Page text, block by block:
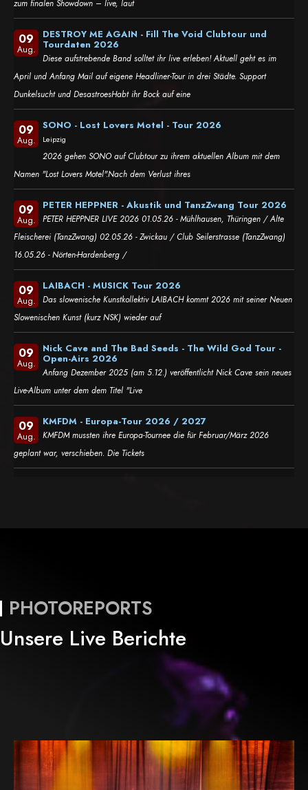
zum finalen Showdown – live, laut
09
Aug.
DESTROY ME AGAIN - Fill The Void Clubtour und
Tourdaten 2026
Diese aufstrebende Band solltet ihr live erleben! Aktuell geht es im
April und Anfang Mail auf eigene Headliner-Tour in drei Städte. Support
Dunkelsucht und DesastroesHabt ihr Bock auf eine
09
Aug.
SONO - Lost Lovers Motel - Tour 2026
Leipzig
2026 gehen SONO auf Clubtour zu ihrem aktuellen Album mit dem
Namen "Lost Lovers Motel".Nach dem Verlust ihres
09
Aug.
PETER HEPPNER - Akustik und TanzZwang Tour 2026
PETER HEPPNER LIVE 2026 01.05.26 - Mühlhausen, Thüringen / Alte
Fleischerei (TanzZwang) 02.05.26 - Zwickau / Club Seilerstrasse (TanzZwang)
16.05.26 - Nörten-Hardenberg /
09
Aug.
LAIBACH - MUSICK Tour 2026
Das slowenische Kunstkollektiv LAIBACH kommt 2026 mit seiner Neuen
Slowenischen Kunst (kurz NSK) wieder auf
09
Aug.
Nick Cave and The Bad Seeds - The Wild God Tour -
Open-Airs 2026
Anfang Dezember 2025 (am 5.12.) veröffentlicht Nick Cave sein neues
Live-Album unter dem dem Titel "Live
09
Aug.
KMFDM - Europa-Tour 2026 / 2027
KMFDM mussten ihre Europa-Tournee die für Februar/März 2026
geplant war, verschieben. Die Tickets
PHOTOREPORTS
Unsere Live Berichte